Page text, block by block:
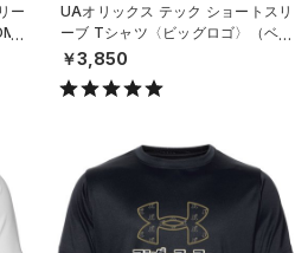
ー
UAオリックス テック ショートスリ
ーブ Tシャツ〈ビッグロゴ〉（ベー
スボール/UNISEX）
￥3,850